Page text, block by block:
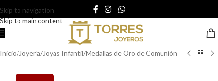
Skip to navigation
Skip to main content
Inicio/Joyería/Joyas Infantil/Medallas de Oro de Comunión